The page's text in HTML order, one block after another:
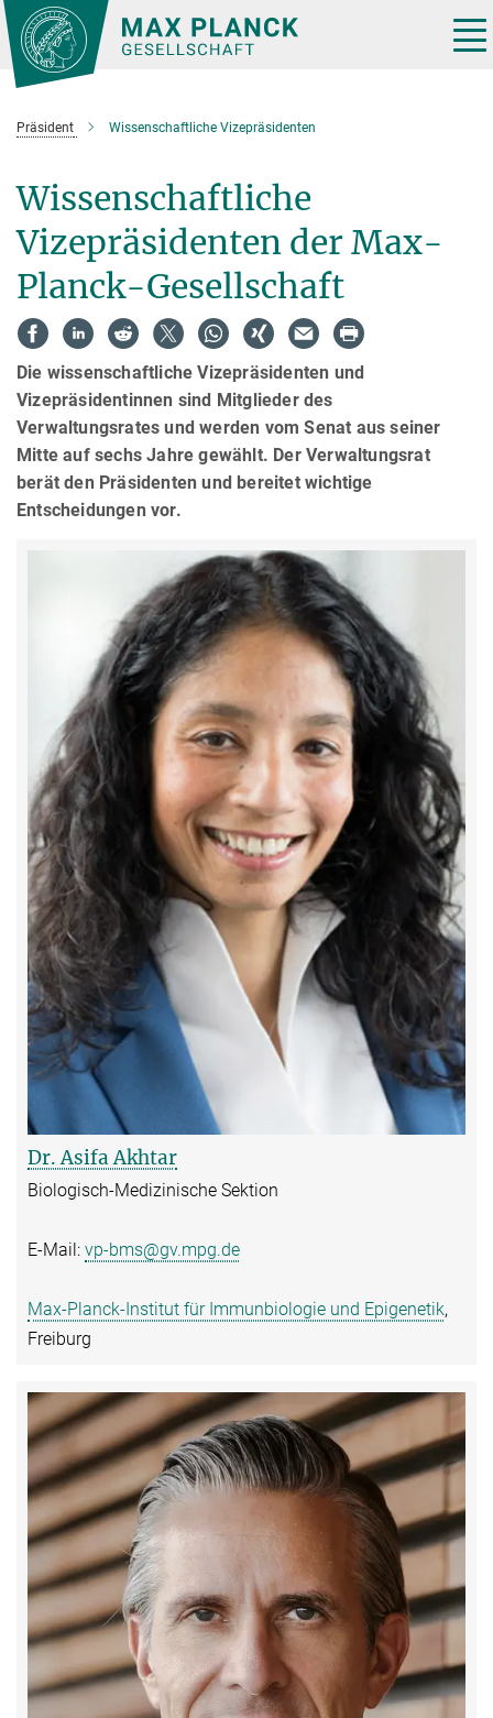
Hauptinhalt
Präsident Wissenschaftliche Vizepräsidenten
Wissenschaftliche
Vizepräsidenten der Max-
Planck-Gesellschaft
Die wissenschaftliche Vizepräsidenten und
Vizepräsidentinnen sind Mitglieder des
Verwaltungsrates und werden vom Senat aus seiner
Mitte auf sechs Jahre gewählt. Der Verwaltungsrat
berät den Präsidenten und bereitet wichtige
Entscheidungen vor.
Dr. Asifa Akhtar
Biologisch-Medizinische Sektion
E-Mail: vp-bms@gv.mpg.de
Max-Planck-Institut für Immunbiologie und Epigenetik,
Freiburg